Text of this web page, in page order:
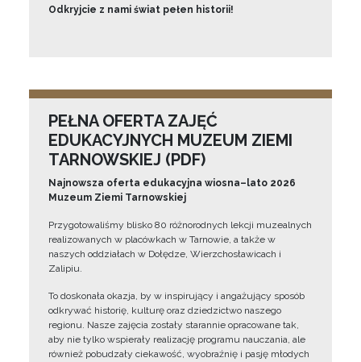
Odkryjcie z nami świat pełen historii!
PEŁNA OFERTA ZAJĘĆ
EDUKACYJNYCH MUZEUM ZIEMI
TARNOWSKIEJ (PDF)
Najnowsza oferta edukacyjna wiosna–lato 2026
Muzeum Ziemi Tarnowskiej
Przygotowaliśmy blisko 80 różnorodnych lekcji muzealnych
realizowanych w placówkach w Tarnowie, a także w
naszych oddziałach w Dołędze, Wierzchosławicach i
Zalipiu.
To doskonała okazja, by w inspirujący i angażujący sposób
odkrywać historię, kulturę oraz dziedzictwo naszego
regionu. Nasze zajęcia zostały starannie opracowane tak,
aby nie tylko wspierały realizację programu nauczania, ale
również pobudzały ciekawość, wyobraźnię i pasję młodych